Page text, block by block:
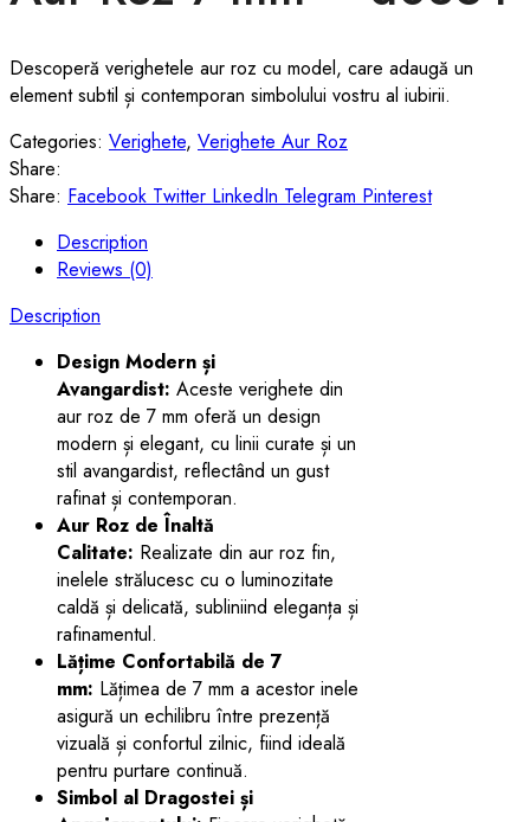
Descoperă verighetele aur roz cu model, care adaugă un
element subtil și contemporan simbolului vostru al iubirii.
Categories: Verighete, Verighete Aur Roz
Share:
Share: Facebook Twitter LinkedIn Telegram Pinterest
Description
Reviews (0)
Description
Design Modern și
Avangardist: Aceste verighete din
aur roz de 7 mm oferă un design
modern și elegant, cu linii curate și un
stil avangardist, reflectând un gust
rafinat și contemporan.
Aur Roz de Înaltă
Calitate: Realizate din aur roz fin,
inelele strălucesc cu o luminozitate
caldă și delicată, subliniind eleganța și
rafinamentul.
Lățime Confortabilă de 7
mm: Lățimea de 7 mm a acestor inele
asigură un echilibru între prezență
vizuală și confortul zilnic, fiind ideală
pentru purtare continuă.
Simbol al Dragostei și